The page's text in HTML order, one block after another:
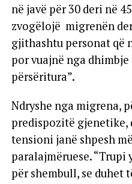
në javë për 30 deri në
zvogëlojë migrenën
gjithashtu personat që
por vuajnë nga
përsëritura”.
Ndryshe nga migrena,
predispozitë gjenetike,
tensioni janë shpesh
paralajmëruese.
për shembull, se duhet